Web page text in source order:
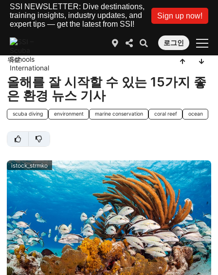
SSI NEWSLETTER: Dive destinations,
training insights, industry updates, and
expert tips — get the latest from SSI!
Sign up now!
로그인
뒤로
올해를 잘 시작할 수 있는 15가지 좋
은 환경 뉴스 기사
scuba diving environment marine conservation coral reef ocean
istock_strmko